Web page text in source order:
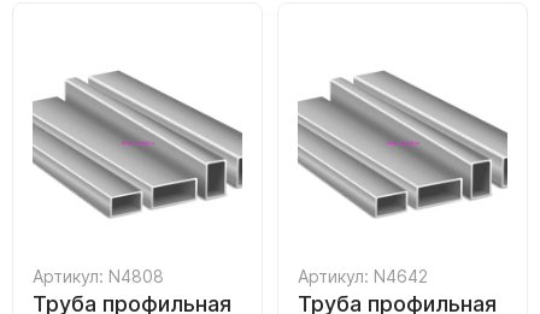
Артикул: N4808
Труба профильная
Артикул: N4642
Труба профильная